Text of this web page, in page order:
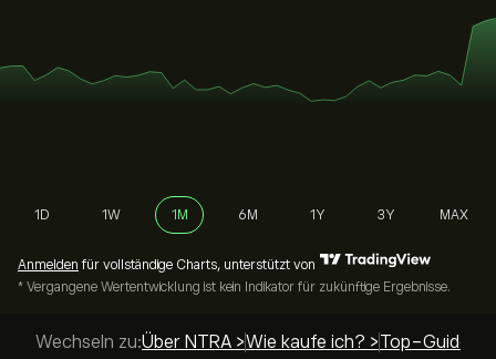
1D 1W 1M 6M 1Y 3Y MAX
Anmelden für vollständige Charts, unterstützt von
* Vergangene Wertentwicklung ist kein Indikator für zukünftige Ergebnisse.
Wechseln zu:Über NTRA >Wie kaufe ich? >Top-Guides >